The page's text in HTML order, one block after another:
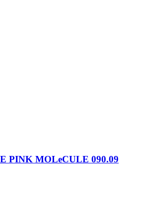
PINK MOLeCULE 090.09